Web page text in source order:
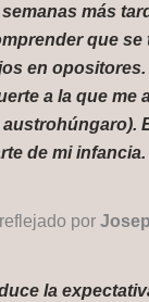
más
que
en
a la que me
de mi
por
la